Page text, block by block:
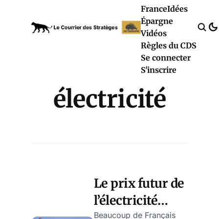
FranceIdées
Épargne
Vidéos
Règles du CDS
Se connecter
S'inscrire
électricité
Le prix futur de
l’électricité
Beaucoup de Français